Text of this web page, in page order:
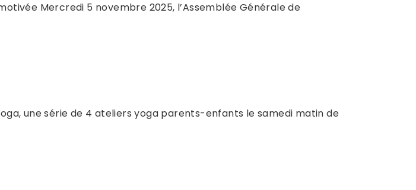
Mercredi 5 novembre 2025, l’Assemblée Générale de
une série de 4 ateliers yoga parents-enfants le samedi matin de